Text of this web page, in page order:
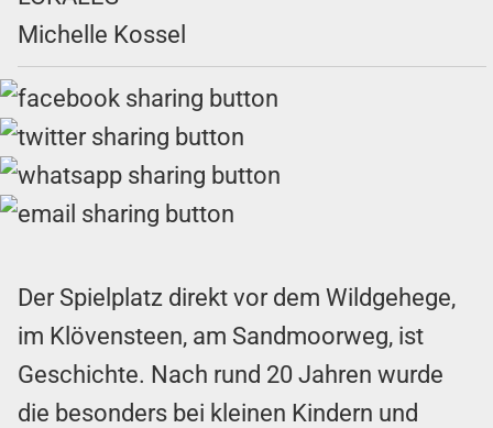
Michelle Kossel
Der Spielplatz direkt vor dem Wildgehege,
im Klövensteen, am Sandmoorweg, ist
Geschichte. Nach rund 20 Jahren wurde
die besonders bei kleinen Kindern und